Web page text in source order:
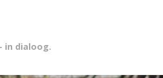
in dialoog.